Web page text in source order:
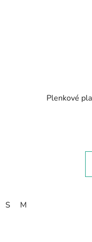
Plenkové
S M